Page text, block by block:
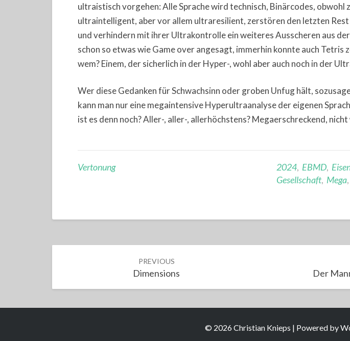
ultraistisch vorgehen: Alle Sprache wird technisch, Binärcodes, obwohl
ultraintelligent, aber vor allem ultraresilient, zerstören den letzten
und verhindern mit ihrer Ultrakontrolle ein weiteres Ausscheren aus
schon so etwas wie Game over angesagt, immerhin konnte auch Tetris
wem? Einem, der sicherlich in der Hyper-, wohl aber auch noch in der
Wer diese Gedanken für Schwachsinn oder groben Unfug hält,
kann man nur eine megaintensive Hyperultraanalyse der eigenen
ist es denn noch? Aller-, aller-, allerhöchstens? Megaerschreckend, nicht
Vertonung 2024, EBMD,
Gesellschaft, Mega,
PREVIOUS
Dimensions Der
© 2026 Christian Knieps | Powered by